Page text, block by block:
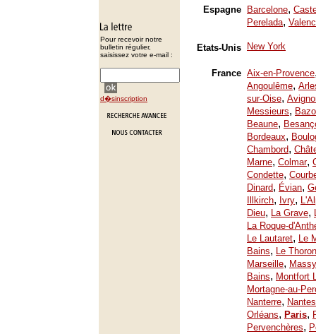
Pour recevoir notre
bulletin régulier,
saisissez votre e-mail :
d�sinscription
Espagne Barcelone,
Perelada,
Etats-Unis New York
France Aix-en-Provence
Angoulême,
sur-Oise,
Messieurs,
Beaune,
Bordeaux,
Chambord,
Marne, Colmar,
Condette,
Dinard, Évian,
Illkirch, Ivry,
Dieu, La Grave,
La Roque-
Le Lautaret, Le
Bains, Le
Marseille, Massy
Bains, Montfort
Mortagne-au-
Nanterre, Nantes
Orléans, Paris,
Pervenchères,